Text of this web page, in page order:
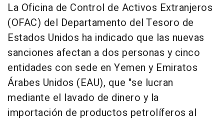
La Oficina de Control de Activos Extranjeros
(OFAC) del Departamento del Tesoro de
Estados Unidos ha indicado que las nuevas
sanciones afectan a dos personas y cinco
entidades con sede en Yemen y Emiratos
Árabes Unidos (EAU), que "se lucran
mediante el lavado de dinero y la
importación de productos petrolíferos al